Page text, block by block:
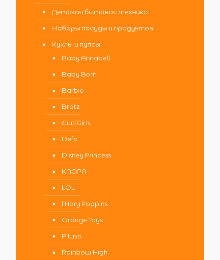
Детская бытовая техника
Наборы посуды и продуктов
Куклы и пупсы
Baby Annabell
Baby Born
Barbie
Bratz
CurliGirls
Defa
Disney Princess
KNOPA
LOL
Mary Poppins
Orange Toys
Pituso
Rainbow High